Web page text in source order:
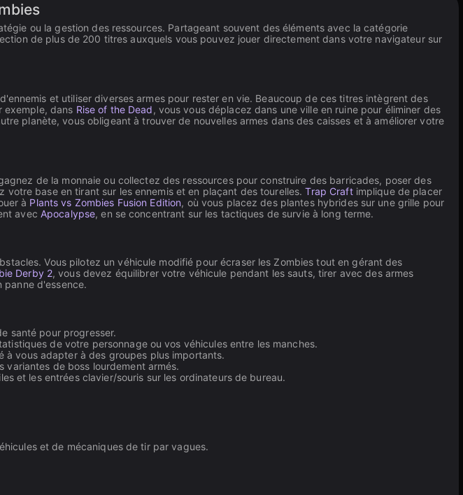
ou la gestion des ressources. Partageant souvent des éléments avec la catégorie
de plus de 200 titres auxquels vous pouvez jouer directement dans votre navigateur sur
et utiliser diverses armes pour rester en vie. Beaucoup de ces titres intègrent des
exemple, dans Rise of the Dead, vous vous déplacez dans une ville en ruine pour éliminer des
planète, vous obligeant à trouver de nouvelles armes dans des caisses et à améliorer votre
de la monnaie ou collectez des ressources pour construire des barricades, poser des
votre base en tirant sur les ennemis et en plaçant des tourelles.Trap Craftimplique de placer
à Plants vs Zombies Fusion Edition, où vous placez des plantes hybrides sur une grille pour
avec Apocalypse, en se concentrant sur les tactiques de survie à long terme.
Vous pilotez un véhicule modifié pour écraser les Zombies tout en gérant des
Derby 2, vous devez équilibrer votre véhicule pendant les sauts, tirer avec des armes
panne d'essence.
santé pour progresser.
de votre personnage ou vos véhicules entre les manches.
vous adapter à des groupes plus importants.
variantes de boss lourdement armés.
et les entrées clavier/souris sur les ordinateurs de bureau.
et de mécaniques de tir par vagues.